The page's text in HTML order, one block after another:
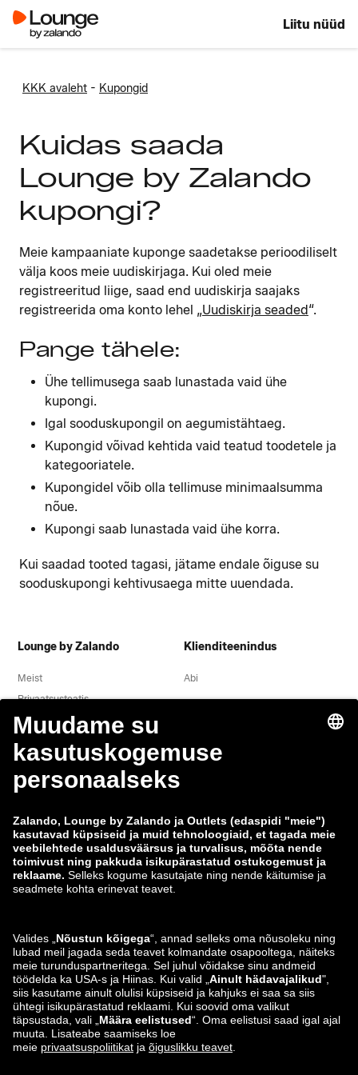
Liitu nüüd
KKK avaleht - Kupongid
Kuidas saada
Lounge by Zalando
kupongi?
Meie kampaaniate kuponge saadetakse perioodiliselt
välja koos meie uudiskirjaga. Kui oled meie
registreeritud liige, saad end uudiskirja saajaks
registreerida oma konto lehel „Uudiskirja seaded“.
Pange tähele:
Ühe tellimusega saab lunastada vaid ühe
kupongi.
Igal sooduskupongil on aegumistähtaeg.
Kupongid võivad kehtida vaid teatud toodetele ja
kategooriatele.
Kupongidel võib olla tellimuse minimaalsumma
nõue.
Kupongi saab lunastada vaid ühe korra.
Kui saadad tooted tagasi, jätame endale õiguse su
sooduskupongi kehtivusaega mitte uuendada.
Lounge by Zalando
Meist
Privaatsusteatis
Õigusteave
Tingimused
Taganemine
Töökohad
Teavita haavatavusest
Tooteohutus
Klienditeenindus
Abi
Zalando Grupp
ABOUT YOU
Makseviisid
Leiad meid ka siit Saatmis- ja tarnepartner